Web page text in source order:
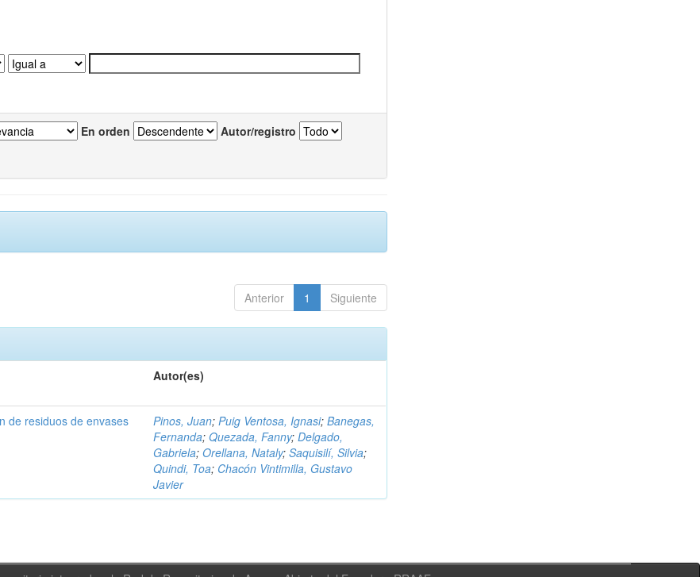
En orden Autor/registro
Anterior 1 Siguiente
Autor(es)
de residuos de envases
Pinos, Juan;Puig Ventosa, Ignasi;Banegas,
Fernanda;Quezada, Fanny;Delgado,
Gabriela;Orellana, Nataly;Saquisilí, Silvia;
Quindi, Toa; Chacón Vintimilla, Gustavo
Javier